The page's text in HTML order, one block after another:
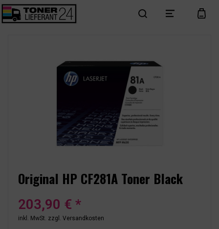
search menu cart
Original HP CF281A Toner Black
203,90 € *
inkl. MwSt. zzgl. Versandkosten